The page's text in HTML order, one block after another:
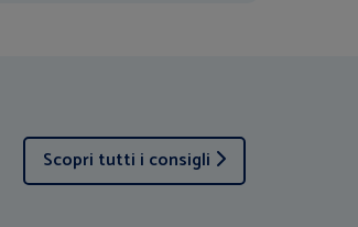
Scopri tutti i consigli